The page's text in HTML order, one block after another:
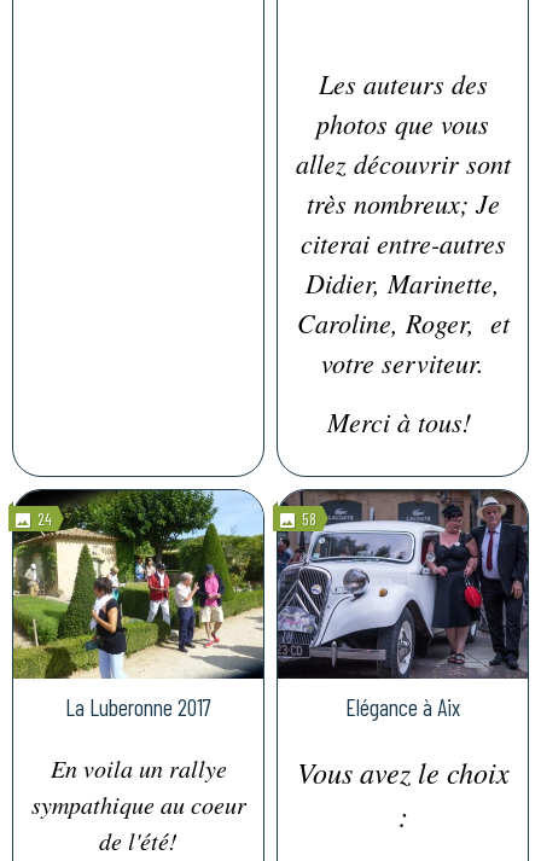
Les auteurs des
photos que vous
allez découvrir sont
très nombreux; Je
citerai entre-autres
Didier, Marinette,
Caroline, Roger, et
votre serviteur.
Merci à tous!
24
La Luberonne 2017
En voila un rallye
sympathique au coeur
de l'été!
58
Elégance à Aix
Vous avez le choix
: